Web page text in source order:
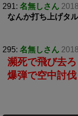
291: 名無しさん
なんか打ち上げタ
295: 名無しさん
瀕死で飛び去
爆弾で空中討